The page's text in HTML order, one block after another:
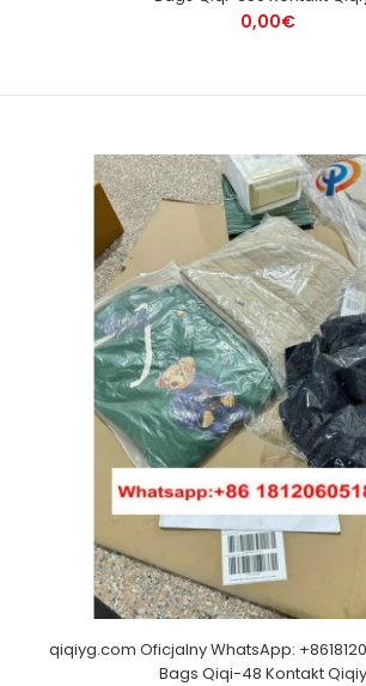
0,00€
qiqiyg.com Oficjalny WhatsApp:
Bags Qiqi-48 Kontakt